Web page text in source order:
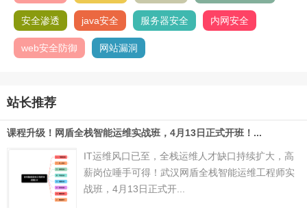
安全渗透 java安全 服务器安全 内网安全
web安全防御 网站漏洞
站长推荐
课程升级！网盾全栈智能运维实战班，4月13日正式开班！...
IT运维风口已至，全栈运维人才缺口持续扩大，高
薪岗位唾手可得！武汉网盾全栈智能运维工程师实
战班，4月13日正式开...